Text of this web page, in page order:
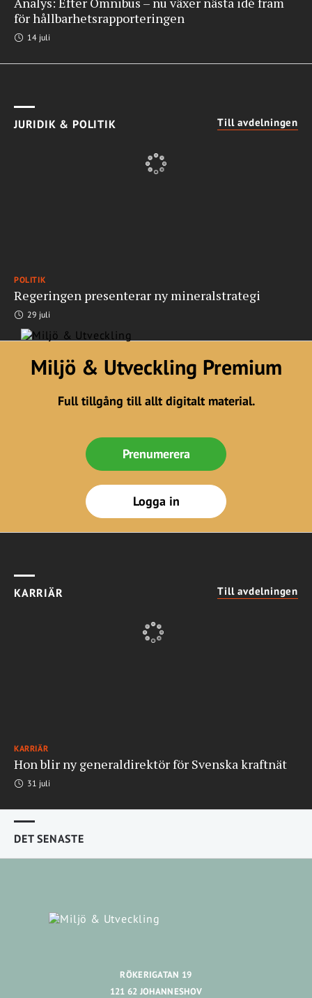
för hållbarhetsrapporteringen
14 juli
JURIDIK & POLITIK Till avdelningen
POLITIK
Regeringen presenterar ny mineralstrategi
29 juli
Miljö & Utveckling Premium
Full tillgång till allt digitalt material.
Prenumerera
Logga in
KARRIÄR Till avdelningen
KARRIÄR
Hon blir ny generaldirektör för Svenska kraftnät
31 juli
DET SENASTE
RÖKERIGATAN 19
121 62 JOHANNESHOV